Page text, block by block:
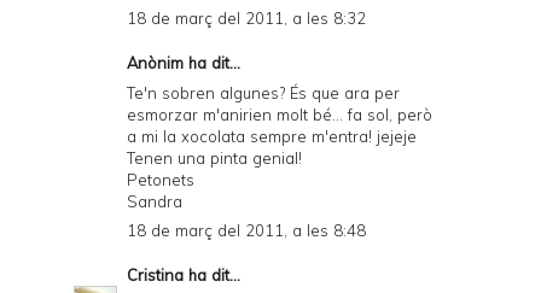
18 de març del 2011, a les 8:32
Anònim ha dit...
Te'n sobren algunes? És que ara per
esmorzar m'anirien molt bé... fa sol, però
a mi la xocolata sempre m'entra! jejeje
Tenen una pinta genial!
Petonets
Sandra
18 de març del 2011, a les 8:48
Cristina ha dit...